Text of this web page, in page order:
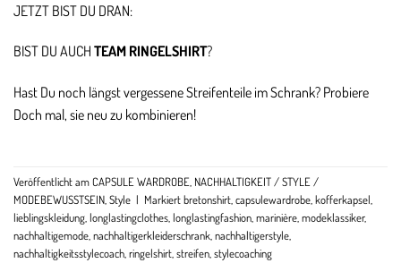
JETZT BIST DU DRAN:
BIST DU AUCH TEAM RINGELSHIRT?
Hast Du noch längst vergessene Streifenteile im Schrank? Probiere
Doch mal, sie neu zu kombinieren!
Veröffentlicht amCAPSULE WARDROBE, NACHHALTIGKEIT / STYLE /
MODEBEWUSSTSEIN,Style | Markiertbretonshirt,capsulewardrobe,kofferkapsel,
lieblingskleidung,longlastingclothes,longlastingfashion,marinière,modeklassiker,
nachhaltigemode,nachhaltigerkleiderschrank,nachhaltigerstyle,
nachhaltigkeitsstylecoach,ringelshirt,streifen,stylecoaching